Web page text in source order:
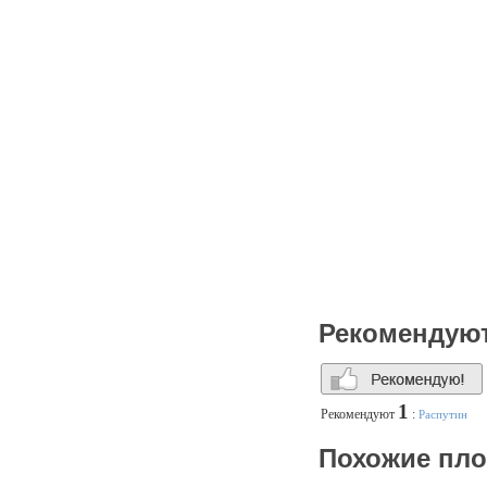
Рекомендуют 1 : Распутин
Похожие